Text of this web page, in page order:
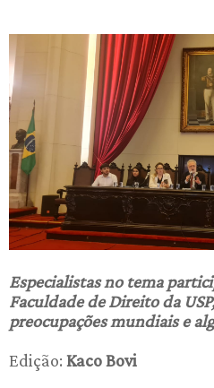
Especialistas no tema
Faculdade de Direito da
preocupações mundiais e
Edição: Kaco Bovi